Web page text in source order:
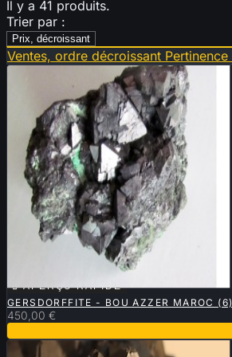
Il y a 41 produits.
Trier par :
Prix, décroissant
Ventes, ordre décroissant Pertinence
 APERÇU RAPIDE
GERSDORFFITE - BOU AZZER MAROC (6)
450,00 €